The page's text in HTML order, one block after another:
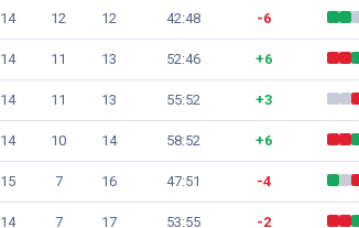
14 12 12 42:48 -6
14 11 13 52:46 +6
14 11 13 55:52 +3
14 10 14 58:52 +6
15 7 16 47:51 -4
14 7 17 53:55 -2